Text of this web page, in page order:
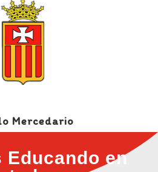
Mercedario
Educando en